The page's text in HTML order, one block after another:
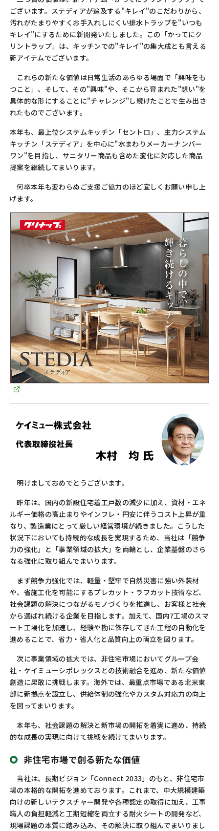
ございます。ステディアが追及する"キレイ"のこだわりから、
汚れがたまりやすくお手入れしにくい排水トラップを"いつも
キレイ"にするために新開発いたしました。この「かってにク
リントラップ」は、キッチンでの"キレイ"の集大成とも言える
新アイテムでございます。
これらの新たな価値は日常生活のあらゆる場面で「興味をも
つこと」、そして、その"興味"や、そこから育まれた"想い"を
具体的な形にすることに"チャレンジ"し続けたことで生み出さ
れたものでございます。
本年も、最上位システムキッチン「セントロ」、主力システム
キッチン「ステディア」を中心に"水まわりメーカーナンバー
ワン"を目指し、サニタリー商品も含めた変化に対応した商品
提案を継続してまいります。
何卒本年も変わらぬご支援ご協力のほど宜しくお願い申し上
げます。
明けましておめでとうございます。
昨年は、国内の新設住宅着工戸数の減少に加え、資材・エネ
ルギー価格の高止まりやインフレ・円安に伴うコスト上昇が重
なり、製造業にとって厳しい経営環境が続きました。こうした
状況下においても持続的な成長を実現するため、当社は「競争
力の強化」と「事業領域の拡大」を両輪とし、企業基盤のさら
なる強化に取り組んでまいります。
まず競争力強化では、軽量・堅牢で自然災害に強い外装材
や、省施工化を可能にするプレカット・ラフカット技術など、
社会課題の解決につながるモノづくりを推進し、お客様と社会
から選ばれ続ける企業を目指します。加えて、国内7工場のスマ
ート工場化を加速し、経験や勘に依存してきた工程の自動化を
進めることで、省力・省人化と品質向上の両立を図ります。
次に事業領域の拡大では、非住宅市場においてグループ会
社・ケイミューシポレックスとの技術融合を進め、新たな価値
創造に果敢に挑戦します。海外では、最重点市場である北米東
部に新拠点を設立し、供給体制の強化やカスタム対応力の向上
を図ってまいります。
本年も、社会課題の解決と新市場の開拓を着実に進め、持続
的な成長の実現に向けて挑戦を続けてまいります。
非住宅市場で創る新たな価値
当社は、長期ビジョン「Connect 2033」のもと、非住宅市
場の本格的な開拓を進めております。これまで、中大規模建築
向けの新しいテクスチャー開発や各種認定の取得に加え、工事
職人の負担軽減と工期短縮を両立する耐火シートの開発など、
現場課題の本質に踏み込み、その解決に取り組んでまいりまし